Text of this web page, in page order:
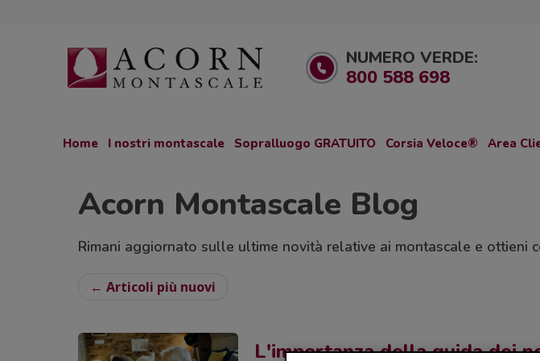
NUMERO VERDE:
800 588 698
Home I nostri montascale Sopralluogo GRATUITO Corsia Veloce® Area
Acorn Montascale Blog
Rimani aggiornato sulle ultime novità relative ai montascale e ottieni
← Articoli più nuovi
L'importanza della guida dei